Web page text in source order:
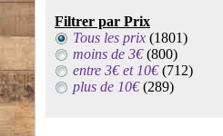
Filtrer par Prix
Tous les prix (1801)
moins de 3€(800)
entre 3€ et 10€(712)
plus de 10€(289)